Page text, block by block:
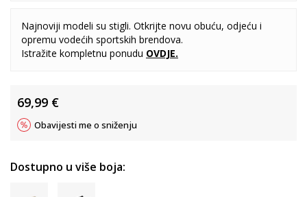
Najnoviji modeli su stigli. Otkrijte novu obuću, odjeću i
opremu vodećih sportskih brendova.
Istražite kompletnu ponudu OVDJE.
69,99 €
Obavijesti me o sniženju
Dostupno u više boja: